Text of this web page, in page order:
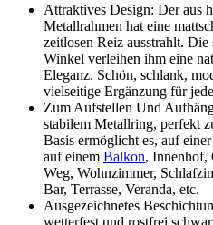
Attraktives Design: Der aus
Metallrahmen hat eine
zeitlosen Reiz ausstrahlt.
Winkel verleihen ihm eine
Eleganz. Schön, schlank,
vielseitige Ergänzung für
Zum Aufstellen Und
stabilem Metallring, perfekt
Basis ermöglicht es, auf
auf einem Balkon, Innenhof,
Weg, Wohnzimmer,
Bar, Terrasse, Veranda, etc.
Ausgezeichnetes
wetterfest und rostfrei